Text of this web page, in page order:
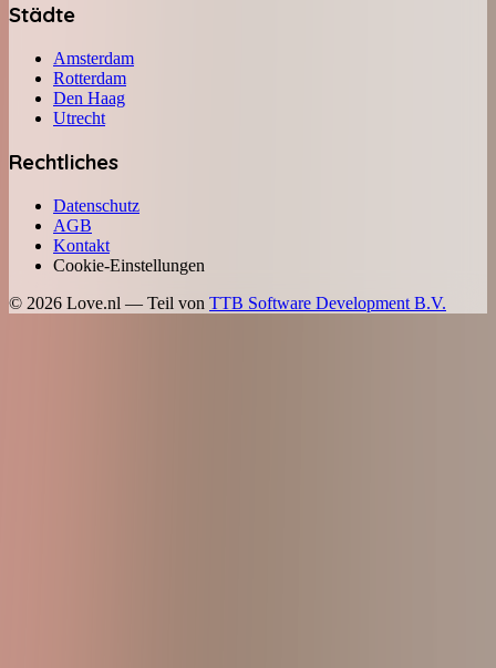
Städte
Amsterdam
Rotterdam
Den Haag
Utrecht
Rechtliches
Datenschutz
AGB
Kontakt
Cookie-Einstellungen
© 2026 Love.nl — Teil von TTB Software Development B.V.